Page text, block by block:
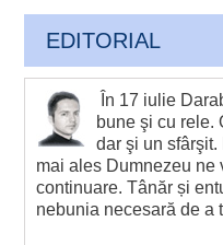
EDITORIAL
În 17 iulie
bune şi cu rele.
dar şi un
mai ales Dumnezeu ne
continuare. Tânăr și
nebunia necesară de a